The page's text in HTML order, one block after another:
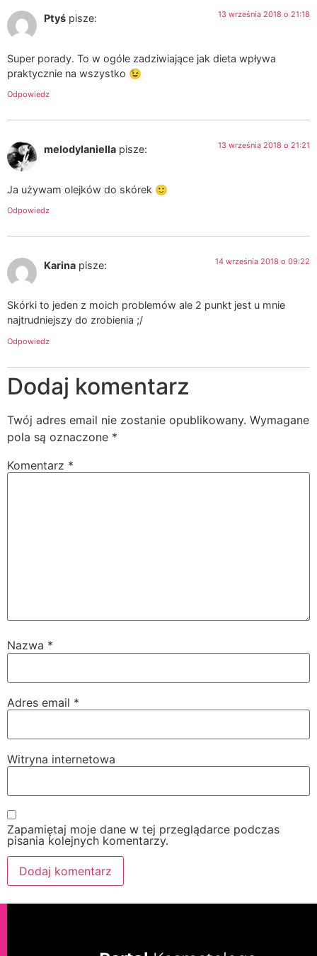
Ptyś pisze: 13 września 2018 o 21:18
Super porady. To w ogóle zadziwiające jak dieta wpływa
praktycznie na wszystko 😉
Odpowiedz
melodylaniella pisze: 13 września 2018 o 21:21
Ja używam olejków do skórek 🙂
Odpowiedz
Karina pisze: 14 września 2018 o 09:22
Skórki to jeden z moich problemów ale 2 punkt jest u mnie
najtrudniejszy do zrobienia ;/
Odpowiedz
Dodaj komentarz
Twój adres email nie zostanie opublikowany. Wymagane
pola są oznaczone *
Komentarz *
Nazwa *
Adres email *
Witryna internetowa
Zapamiętaj moje dane w tej przeglądarce podczas
pisania kolejnych komentarzy.